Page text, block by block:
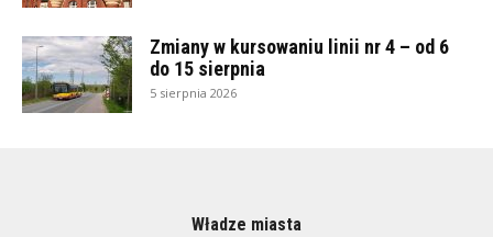
Zmiany w kursowaniu linii nr 4 – od 6
do 15 sierpnia
5 sierpnia 2026
Władze miasta